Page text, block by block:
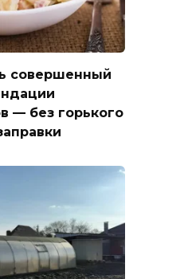
совершенный
— без горького